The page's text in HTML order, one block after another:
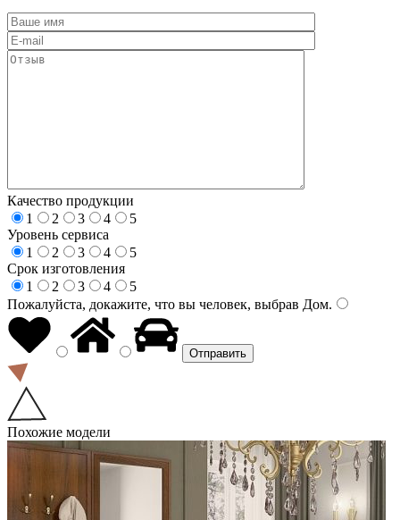
Качество продукции
1
2 3 4
5
Уровень сервиса
1
2 3 4
5
Срок изготовления
1
2 3 4
5
Пожалуйста, докажите, что вы человек, выбрав Дом.
Похожие модели